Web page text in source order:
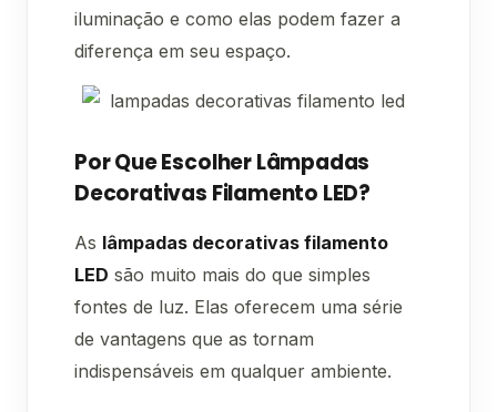
iluminação e como elas podem fazer a
diferença em seu espaço.
Por Que Escolher Lâmpadas
Decorativas Filamento LED?
As lâmpadas decorativas filamento
LED são muito mais do que simples
fontes de luz. Elas oferecem uma série
de vantagens que as tornam
indispensáveis em qualquer ambiente.